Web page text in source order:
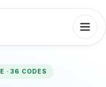
· 36 CODES